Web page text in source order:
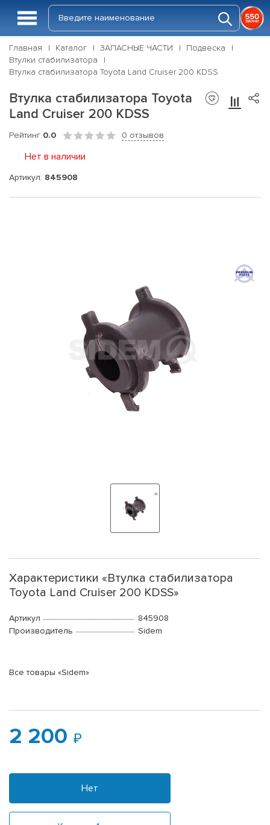
Главная Каталог ЗАПАСНЫЕ ЧАСТИ
Подвеска
Втулки стабилизатора
Втулка стабилизатора Toyota Land Cruiser 200 KDSS
Втулка стабилизатора Toyota
Land Cruiser 200 KDSS
Рейтинг 0.0 0 отзывов
Нет в наличии
Артикул: 845908
Характеристики «Втулка стабилизатора
Toyota Land Cruiser 200 KDSS»
Артикул
845908
Производитель
Sidem
Все товары «Sidem»
2 200
Нет